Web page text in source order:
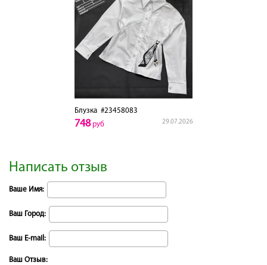
Блузка#23458083
29.07.2026
748руб
Написать отзыв
Ваше Имя:
Ваш Город:
Ваш E-mail:
Ваш Отзыв: